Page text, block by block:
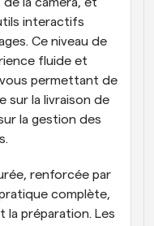
interactifs
Ce niveau de
fluide et
permettant de
sur la livraison de
la gestion des
renforcée par
complète,
la préparation. Les